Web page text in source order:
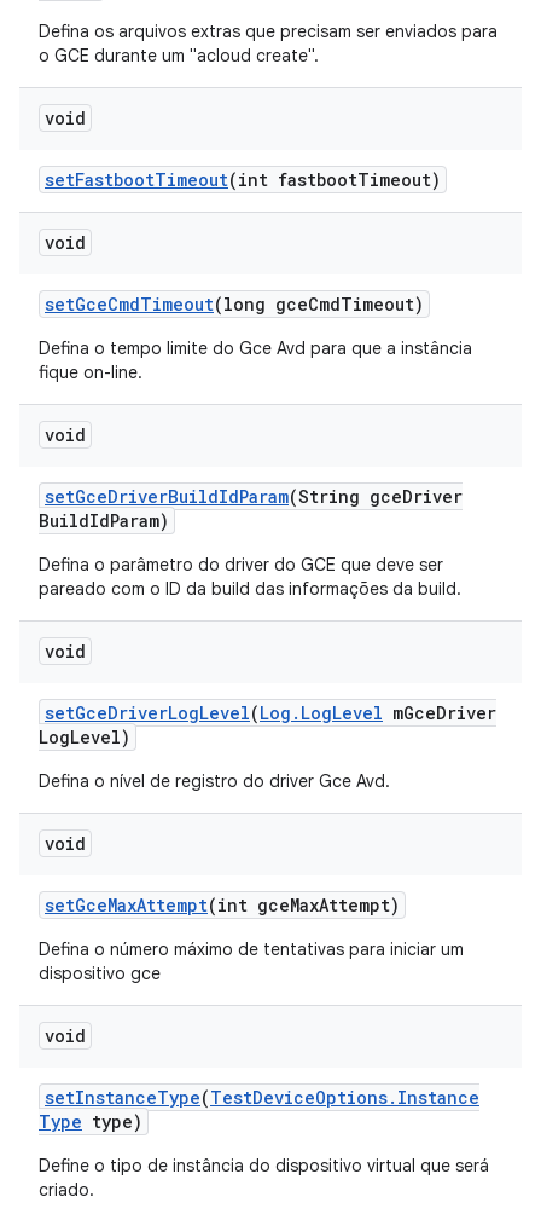
Defina os arquivos extras que precisam ser enviados para
o GCE durante um "acloud create".
void
setFastbootTimeout(int fastbootTimeout)
void
setGceCmdTimeout(long gceCmdTimeout)
Defina o tempo limite do Gce Avd para que a instância
fique on-line.
void
setGceDriverBuildIdParam(String gceDriver
BuildIdParam)
Defina o parâmetro do driver do GCE que deve ser
pareado com o ID da build das informações da build.
void
setGceDriverLogLevel(Log . LogLevel mGceDriver
LogLevel)
Defina o nível de registro do driver Gce Avd.
void
setGceMaxAttempt(int gceMaxAttempt)
Defina o número máximo de tentativas para iniciar um
dispositivo gce
void
setInstanceType(TestDeviceOptions. Instance
Type type)
Define o tipo de instância do dispositivo virtual que será
criado.